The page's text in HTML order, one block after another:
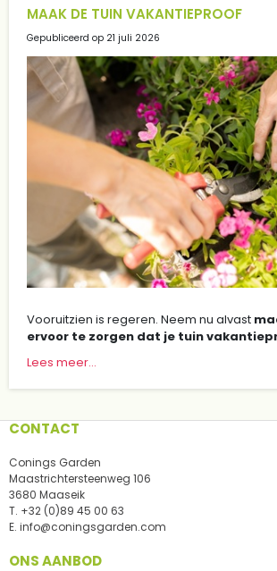
MAAK DE TUIN VAKANTIEPROOF
Gepubliceerd op 21 juli 2026
Vooruitzien is regeren. Neem nu alvast
ervoor te zorgen dat je tuin
Lees meer...
CONTACT
Conings Garden
Maastrichtersteenweg 106
3680 Maaseik
T. +32 (0)89 45 00 63
E. info@coningsgarden.com
ONS AANBOD